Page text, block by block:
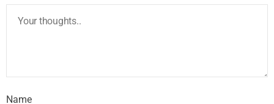
Name